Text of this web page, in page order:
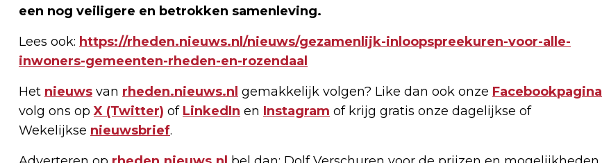
een nog veiligere en betrokken samenleving.
Lees ook: https://rheden.nieuws.nl/nieuws/gezamenlijk-inloopspreekuren-voor-alle-
inwoners-gemeenten-rheden-en-rozendaal
Het nieuws van rheden.nieuws.nl gemakkelijk volgen? Like dan ook onze Facebookpagina
volg ons opX (Twitter) of LinkedIn en Instagram of krijg gratis onze dagelijkse of
Wekelijkse nieuwsbrief.